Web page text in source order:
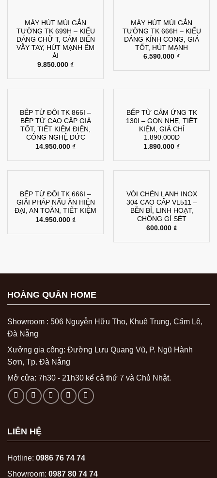
MÁY HÚT MÙI GẮN
TƯỜNG TK 699H – KIỂU
DÁNG CHỮ T, CẢM BIẾN
VẪY TAY, HÚT MẠNH ÊM
ÁI
9.850.000 ₫
MÁY HÚT MÙI GẮN
TƯỜNG TK 666H – KIỂU
DÁNG KÍNH CONG, GIÁ
TỐT, HÚT MẠNH
6.590.000 ₫
BẾP TỪ ĐÔI TK 866I –
BẾP TỪ CAO CẤP GIÁ
TỐT, TIẾT KIỆM ĐIỆN,
CÔNG NGHỆ ĐỨC
14.950.000 ₫
BẾP TỪ CẢM ỨNG TK
130I – GỌN NHẸ, TIẾT
KIỆM, GIÁ CHỈ
1.890.000Đ
1.890.000 ₫
BẾP TỪ ĐÔI TK 666I –
GIẢI PHÁP NẤU ĂN HIỆN
ĐẠI, AN TOÀN, TIẾT KIỆM
14.950.000 ₫
VÒI CHÉN LẠNH INOX
304 CAO CẤP VL511 –
BỀN BỈ, LINH HOẠT,
CHỐNG GỈ SÉT
600.000 ₫
HOÀNG QUÂN HOME
Showroom : 506 Nguyễn Hữu Thọ, Khuê Trung, Cẩm Lệ,
Đà Nẵng
Xưởng gia công: Đường Lưu Quang Vũ, P. Ngũ Hành
Sơn, Tp. Đà Nẵng
Mở cửa: 7h30 - 21h30 kể cả thứ 7 và Chủ Nhật.
LIÊN HỆ
Hotline: 0986 76 74 74
Showroom: 0987 80 74 74